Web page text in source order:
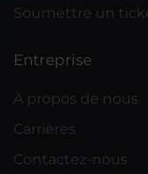
Soumettre un
Entreprise
À propos de nous
Carrières
Contactez-nous